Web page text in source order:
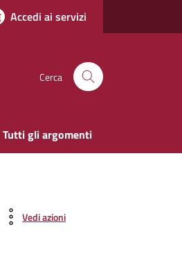
Accedi ai servizi
Cerca
Tutti gli argomenti
Vedi azioni